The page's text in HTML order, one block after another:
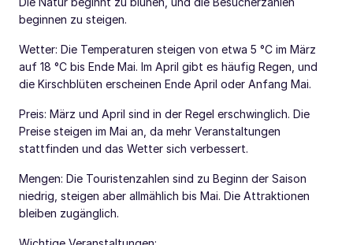
beginnen zu steigen.
Wetter: Die Temperaturen steigen von etwa 5 °C im März
auf 18 °C bis Ende Mai. Im April gibt es häufig Regen, und
die Kirschblüten erscheinen Ende April oder Anfang Mai.
Preis: März und April sind in der Regel erschwinglich. Die
Preise steigen im Mai an, da mehr Veranstaltungen
stattfinden und das Wetter sich verbessert.
Mengen: Die Touristenzahlen sind zu Beginn der Saison
niedrig, steigen aber allmählich bis Mai. Die Attraktionen
bleiben zugänglich.